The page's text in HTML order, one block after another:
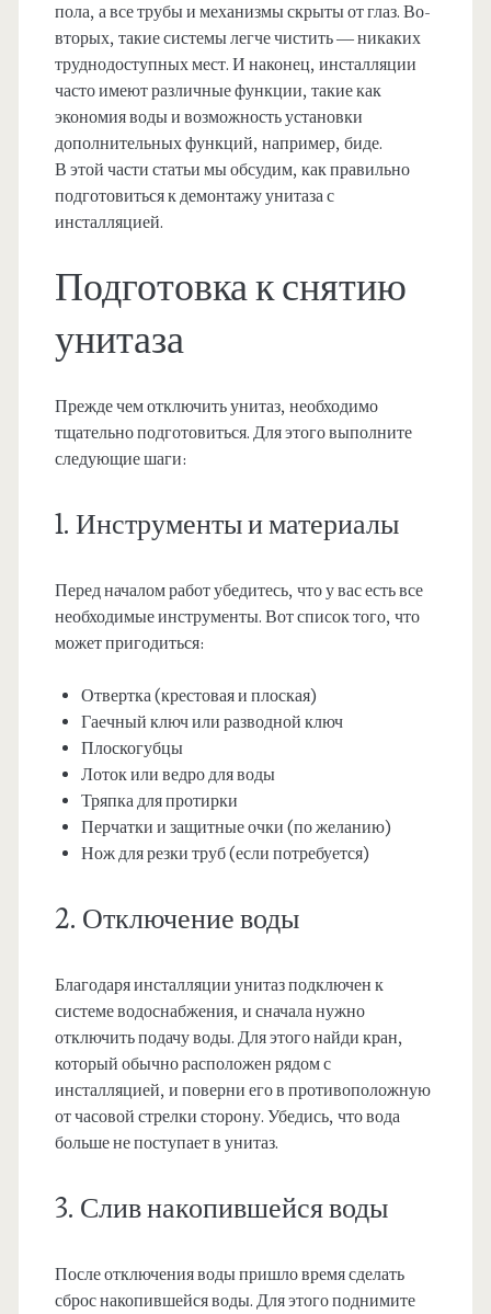
пола, а все трубы и механизмы скрыты от глаз. Во-
вторых, такие системы легче чистить — никаких
труднодоступных мест. И наконец, инсталляции
часто имеют различные функции, такие как
экономия воды и возможность установки
дополнительных функций, например, биде.
В этой части статьи мы обсудим, как правильно
подготовиться к демонтажу унитаза с
инсталляцией.
Подготовка к снятию
унитаза
Прежде чем отключить унитаз, необходимо
тщательно подготовиться. Для этого выполните
следующие шаги:
1. Инструменты и материалы
Перед началом работ убедитесь, что у вас есть все
необходимые инструменты. Вот список того, что
может пригодиться:
Отвертка (крестовая и плоская)
Гаечный ключ или разводной ключ
Плоскогубцы
Лоток или ведро для воды
Тряпка для протирки
Перчатки и защитные очки (по желанию)
Нож для резки труб (если потребуется)
2. Отключение воды
Благодаря инсталляции унитаз подключен к
системе водоснабжения, и сначала нужно
отключить подачу воды. Для этого найди кран,
который обычно расположен рядом с
инсталляцией, и поверни его в противоположную
от часовой стрелки сторону. Убедись, что вода
больше не поступает в унитаз.
3. Слив накопившейся воды
После отключения воды пришло время сделать
сброс накопившейся воды. Для этого поднимите